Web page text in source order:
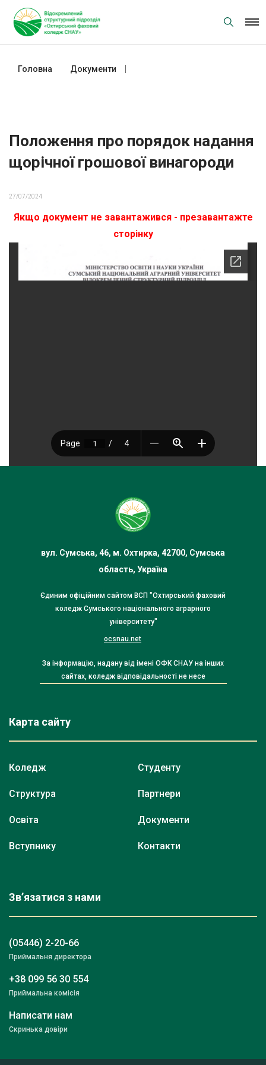
content
Головна Документи
Положення про порядок надання
щорічної грошової винагороди
27/07/2024
Якщо документ не завантажився - презавантажте
сторінку
вул. Сумська, 46, м. Охтирка, 42700, Сумська
область, Україна
Єдиним офіційним сайтом ВСП "Охтирський фаховий
коледж Сумського національного аграрного
університету"
ocsnau.net
За інформацію, надану від імені ОФК СНАУ на інших
сайтах, коледж відповідальності не несе
Карта сайту
Коледж
Структура
Освіта
Вступнику
Студенту
Партнери
Документи
Контакти
Зв’язатися з нами
(05446) 2-20-66
Приймальня директора
+38 099 56 30 554
Приймальна комісія
Написати нам
Скринька довіри